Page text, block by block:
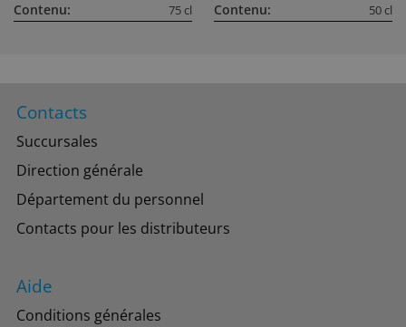
Contenu: 75 cl Contenu: 50 cl
Contacts
Succursales
Direction générale
Département du personnel
Contacts pour les distributeurs
Aide
Conditions générales